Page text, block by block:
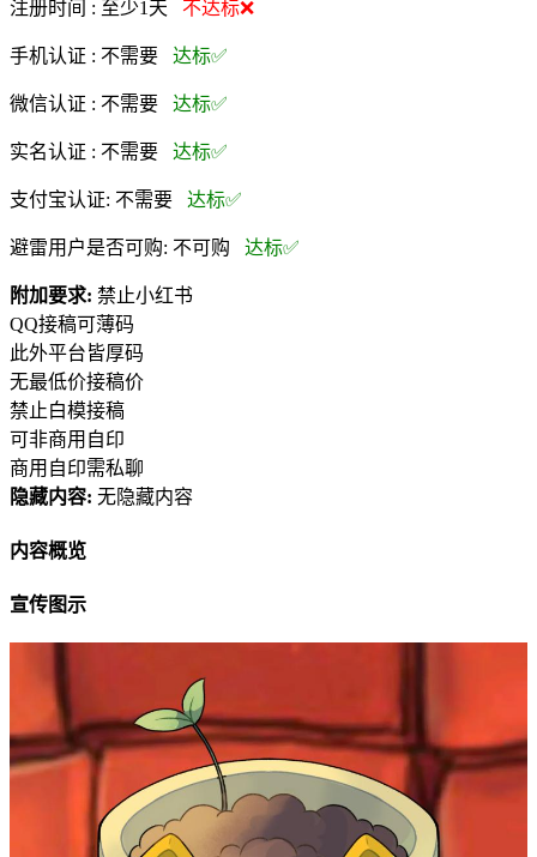
注册时间 : 至少1天 不达标❌
手机认证 : 不需要 达标✅
微信认证 : 不需要 达标✅
实名认证 : 不需要 达标✅
支付宝认证: 不需要 达标✅
避雷用户是否可购: 不可购 达标✅
附加要求: 禁止小红书
QQ接稿可薄码
此外平台皆厚码
无最低价接稿价
禁止白模接稿
可非商用自印
商用自印需私聊
隐藏内容: 无隐藏内容
内容概览
宣传图示